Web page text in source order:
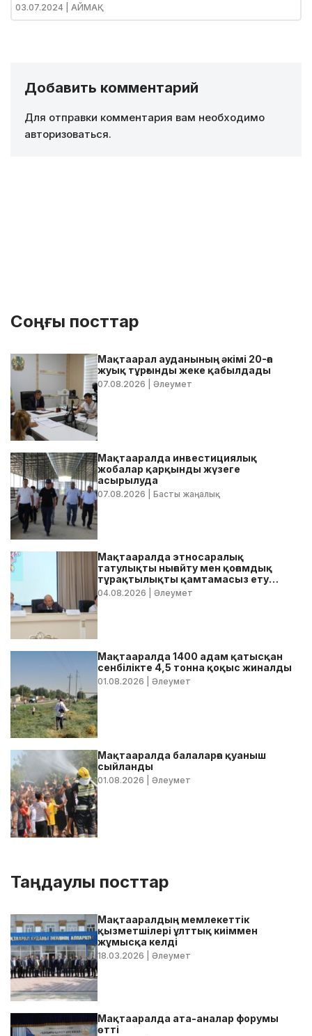
03.07.2024 | АЙМАҚ
Добавить комментарий
Для отправки комментария вам необходимо
авторизоваться.
Соңғы посттар
Мақтаарал ауданының әкімі 20-ға
жуық тұрғынды жеке қабылдады
07.08.2026 | Әлеумет
Мақтааралда инвестициялық
жобалар қарқынды жүзеге
асырылуда
07.08.2026 | Басты жаңалық
Мақтааралда этносаралық
татулықты нығайту мен қоғамдық
тұрақтылықты қамтамасыз ету
бойынша жедел кеңес өтті
04.08.2026 | Әлеумет
Мақтааралда 1400 адам қатысқан
сенбілікте 4,5 тонна қоқыс жиналды
01.08.2026 | Әлеумет
Мақтааралда балаларға қуаныш
сыйланды
01.08.2026 | Әлеумет
Таңдаулы посттар
Мақтааралдың мемлекеттік
қызметшілері ұлттық киіммен
жұмысқа келді
18.03.2026 | Әлеумет
Мақтааралда ата-аналар форумы
өтті